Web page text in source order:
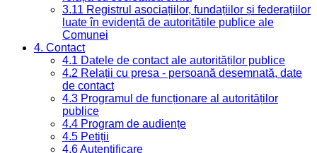
3.11 Registrul asociațiilor, fundațiilor și federațiilor
luate în evidență de autoritățile publice ale
Comunei
4. Contact
4.1 Datele de contact ale autorităților publice
4.2 Relații cu presa - persoană desemnată, date
de contact
4.3 Programul de funcționare al autorităților
publice
4.4 Program de audiențe
4.5 Petiții
4.6 Autentificare